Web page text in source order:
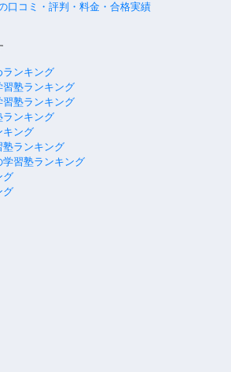
口コミ・評判・料金・合格実績
ランキング
塾ランキング
塾ランキング
ランキング
キング
塾ランキング
習塾ランキング
グ
グ